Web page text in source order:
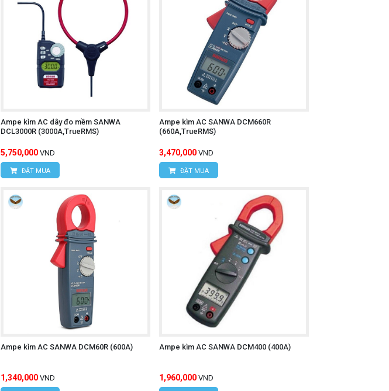
Ampe kìm AC dây đo mềm SANWA
DCL3000R (3000A,TrueRMS)
5,750,000 VND
ĐẶT MUA
Ampe kìm AC SANWA DCM660R
(660A,TrueRMS)
3,470,000 VND
ĐẶT MUA
Ampe kìm AC SANWA DCM60R (600A)
1,340,000 VND
Ampe kìm AC SANWA DCM400 (400A)
1,960,000 VND